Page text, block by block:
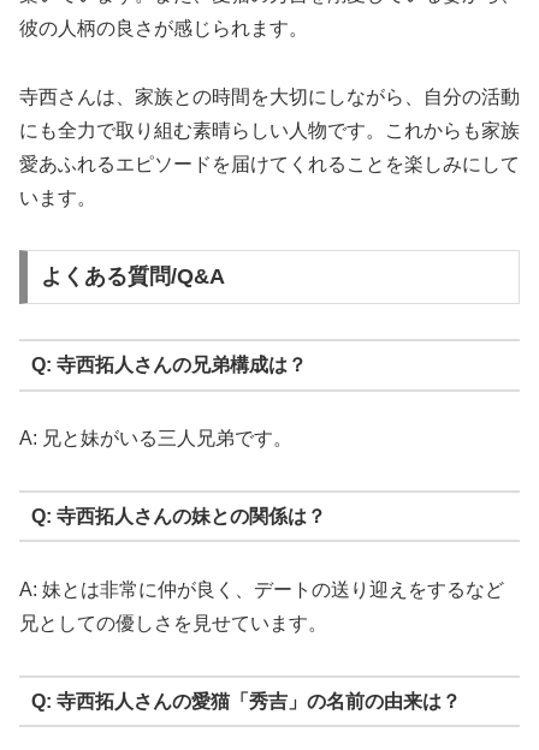
彼の人柄の良さが感じられます。
寺西さんは、家族との時間を大切にしながら、自分の活動
にも全力で取り組む素晴らしい人物です。これからも家族
愛あふれるエピソードを届けてくれることを楽しみにして
います。
よくある質問/Q&A
Q: 寺西拓人さんの兄弟構成は？
A: 兄と妹がいる三人兄弟です。
Q: 寺西拓人さんの妹との関係は？
A: 妹とは非常に仲が良く、デートの送り迎えをするなど
兄としての優しさを見せています。
Q: 寺西拓人さんの愛猫「秀吉」の名前の由来は？